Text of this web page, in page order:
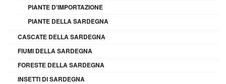
PIANTE D'IMPORTAZIONE
PIANTE DELLA SARDEGNA
CASCATE DELLA SARDEGNA
FIUMI DELLA SARDEGNA
FORESTE DELLA SARDEGNA
INSETTI DI SARDEGNA